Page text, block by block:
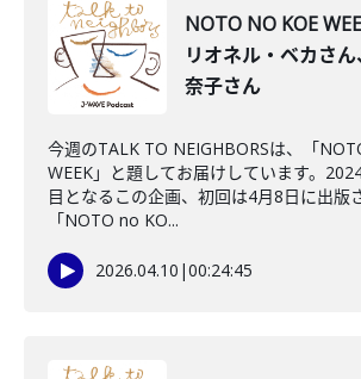
NOTO NO KOE
リオネル・ベカさ
奈子さん
今週のTALK TO NEIGHBORSは、「
WEEK」と題してお届けしています。
目となるこの企画、初回は4月8日に出版
「NOTO no KO...
2026.04.10 |00:24:45